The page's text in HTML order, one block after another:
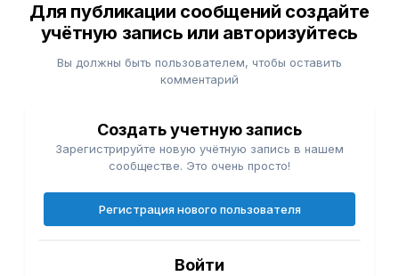
Для публикации сообщений создайте
учётную запись или авторизуйтесь
Вы должны быть пользователем, чтобы оставить
комментарий
Создать учетную запись
Зарегистрируйте новую учётную запись в нашем
сообществе. Это очень просто!
Регистрация нового пользователя
Войти